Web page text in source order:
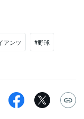
アンツ #野球